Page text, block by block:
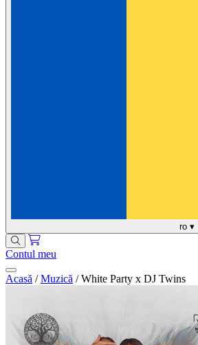
ro ▾
Contul meu
Acasă / Muzică / White Party x DJ Twins